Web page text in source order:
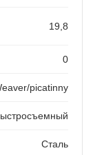
19,8
0
picatinny
Сталь